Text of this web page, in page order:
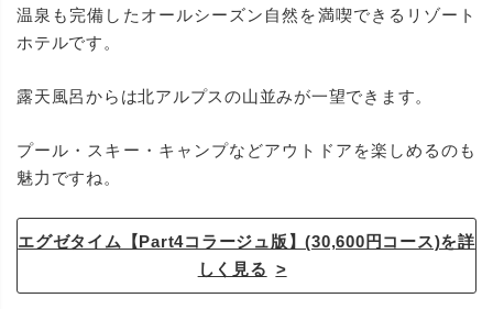
温泉も完備したオールシーズン自然を満喫できるリゾート
ホテルです。
露天風呂からは北アルプスの山並みが一望できます。
プール・スキー・キャンプなどアウトドアを楽しめるのも
魅力ですね。
エグゼタイム【Part4コラージュ版】(30,600円コース)を詳
しく見る